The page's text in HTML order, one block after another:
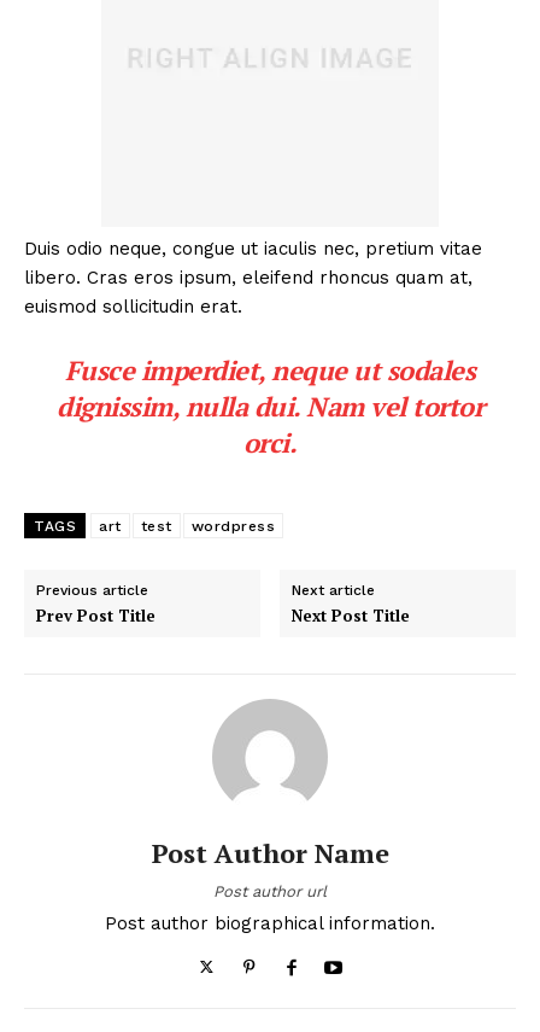
Duis odio neque, congue ut iaculis nec, pretium vitae
libero. Cras eros ipsum, eleifend rhoncus quam at,
euismod sollicitudin erat.
Fusce imperdiet, neque ut sodales
dignissim, nulla dui. Nam vel tortor
orci.
TAGS art test wordpress
Previous article
Prev Post Title
Next article
Next Post Title
Post Author Name
Post author url
Post author biographical information.